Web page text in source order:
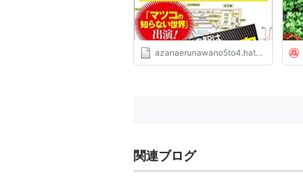
azanaerunawano5to4.hatenablog.com
関連ブログ